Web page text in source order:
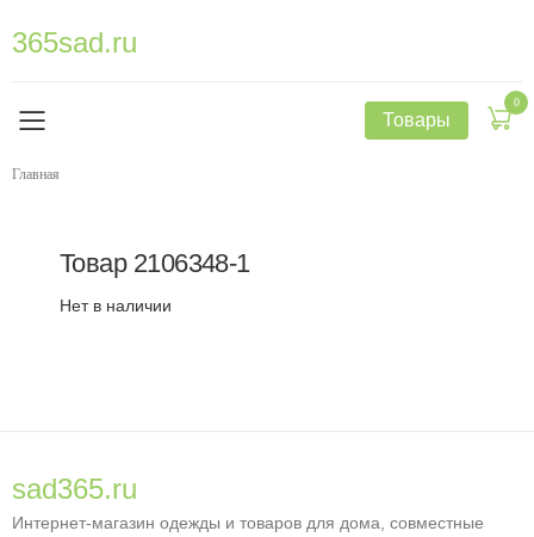
365sad.ru
Товары
0
Главная
Товар 2106348-1
Нет в наличии
sad365.ru
Интернет-магазин одежды и товаров для дома, совместные